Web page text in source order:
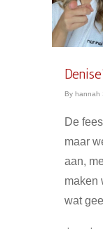
By hannah
De
maar
aan,
maken
wat